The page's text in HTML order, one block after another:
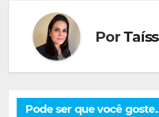
Por
Pode ser que você